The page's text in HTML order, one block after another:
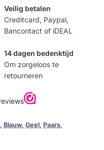
Veilig betalen
Creditcard, Paypal,
Bancontact of iDEAL
14 dagen bedenktijd
Om zorgeloos te
retourneren
, Blauw, Geel, Paars,